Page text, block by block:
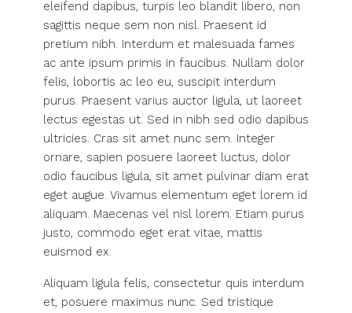
eleifend dapibus, turpis leo blandit libero, non
sagittis neque sem non nisl. Praesent id
pretium nibh. Interdum et malesuada fames
ac ante ipsum primis in faucibus. Nullam dolor
felis, lobortis ac leo eu, suscipit interdum
purus. Praesent varius auctor ligula, ut laoreet
lectus egestas ut. Sed in nibh sed odio dapibus
ultricies. Cras sit amet nunc sem. Integer
ornare, sapien posuere laoreet luctus, dolor
odio faucibus ligula, sit amet pulvinar diam erat
eget augue. Vivamus elementum eget lorem id
aliquam. Maecenas vel nisl lorem. Etiam purus
justo, commodo eget erat vitae, mattis
euismod ex.
Aliquam ligula felis, consectetur quis interdum
et, posuere maximus nunc. Sed tristique